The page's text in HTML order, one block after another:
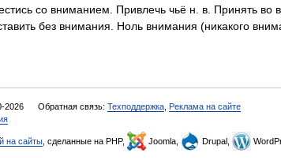
со вниманием. Привлечь чьё н. в. Принять во
без внимания. Ноль внимания (никакого
2026 Обратная связь: Техподдержка Реклама на сайте
на сайты , сделанные на PHP, Joomla, Drupal,